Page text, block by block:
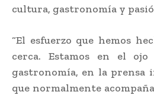
cultura, gastronomía y
“El esfuerzo que hemos
cerca. Estamos en el ojo
gastronomía, en la prensa
que normalmente